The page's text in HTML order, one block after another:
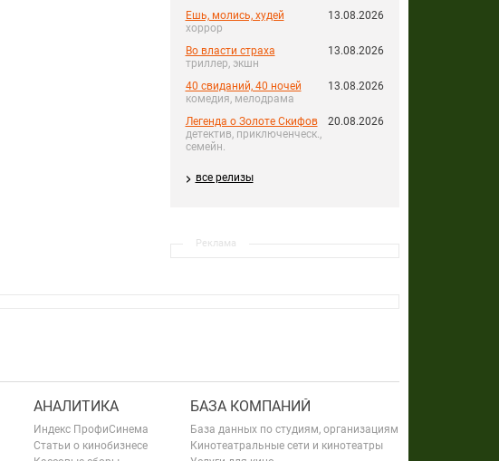
Ешь, молись, худей
хоррор
13.08.2026
Во власти страха
триллер, экшн
13.08.2026
40 свиданий, 40 ночей
комедия, мелодрама
13.08.2026
Легенда о Золоте Скифов
детектив, приключенческ.,
семейн.
20.08.2026
все релизы
Реклама
АНАЛИТИКА
Индекс ПрофиСинема
Статьи о кинобизнесе
БАЗА КОМПАНИЙ
База данных по студиям, организациям
Кинотеатральные сети и кинотеатры